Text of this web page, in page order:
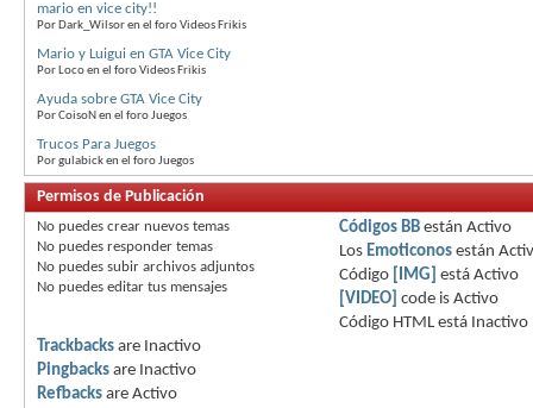
mario en vice city!!
Por Dark_Wilsor en el foro Videos Frikis
Mario y Luigui en GTA Vice City
Por Loco en el foro Videos Frikis
Ayuda sobre GTA Vice City
Por CoisoN en el foro Juegos
Trucos Para Juegos
Por gulabick en el foro Juegos
Permisos de Publicación
No puedes crear nuevos temas
No puedes responder temas
No puedes subir archivos adjuntos
No puedes editar tus mensajes
Códigos BB están Activo
Los Emoticonos están
Código [IMG] está Activo
[VIDEO] code is Activo
Código HTML está Inactivo
Trackbacks are Inactivo
Pingbacks are Inactivo
Refbacks are Activo